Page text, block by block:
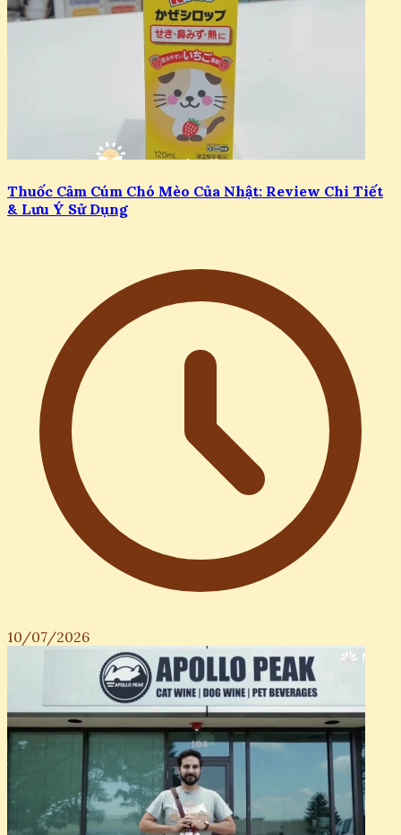
Thuốc Cảm Cúm Chó Mèo Của Nhật: Review Chi Tiết
& Lưu Ý Sử Dụng
10/07/2026